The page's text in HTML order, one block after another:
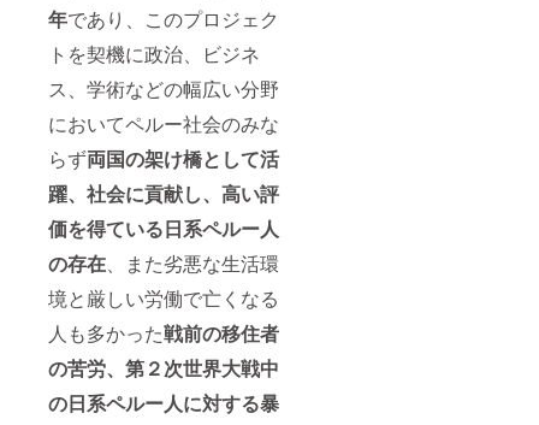
年であり、このプロジェク
トを契機に政治、ビジネ
ス、学術などの幅広い分野
においてペルー社会のみな
らず両国の架け橋として活
躍、社会に貢献し、高い評
価を得ている日系ペルー人
の存在、また劣悪な生活環
境と厳しい労働で亡くなる
人も多かった戦前の移住者
の苦労、第２次世界大戦中
の日系ペルー人に対する暴